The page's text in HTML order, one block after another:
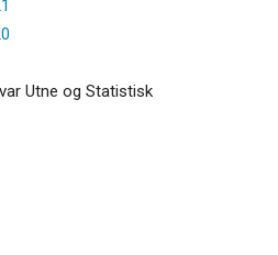
Utne og Statistisk